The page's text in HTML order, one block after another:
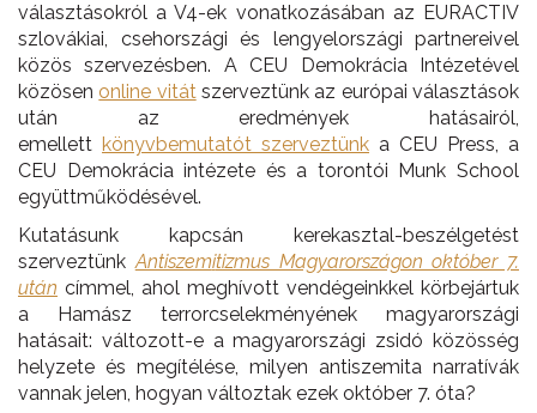
választásokról a V4-ek vonatkozásában az EURACTIV
szlovákiai, csehországi és lengyelországi partnereivel
közös szervezésben. A CEU Demokrácia Intézetével
közösenonline vitátszerveztünk az európai választások
után az eredmények hatásairól,
emellett könyvbemutatót szerveztünk a CEU Press, a
CEU Demokrácia intézete és a torontói Munk School
együttműködésével.
Kutatásunk kapcsán kerekasztal-beszélgetést
szerveztünkAntiszemitizmus Magyarországon október 7.
után címmel, ahol meghívott vendégeinkkel körbejártuk
a Hamász terrorcselekményének magyarországi
hatásait: változott-e a magyarországi zsidó közösség
helyzete és megítélése, milyen antiszemita narratívák
vannak jelen, hogyan változtak ezek október 7. óta?